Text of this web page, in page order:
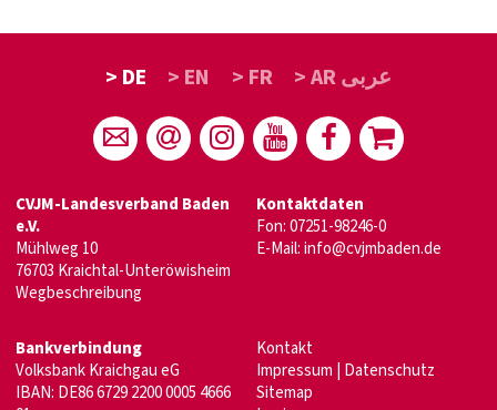
> DE > EN > FR > AR عربى
CVJM-Landesverband Baden
e.V.
Mühlweg 10
76703 Kraichtal-Unteröwisheim
Wegbeschreibung
Kontaktdaten
Fon: 07251-98246-0
E-Mail:info@cvjmbaden.de
Bankverbindung
Volksbank Kraichgau eG
IBAN: DE86 6729 2200 0005 4666
Kontakt
Impressum | Datenschutz
Sitemap